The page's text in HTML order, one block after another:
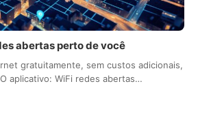
abertas perto de você
gratuitamente, sem custos adicionais,
aplicativo: WiFi redes abertas…